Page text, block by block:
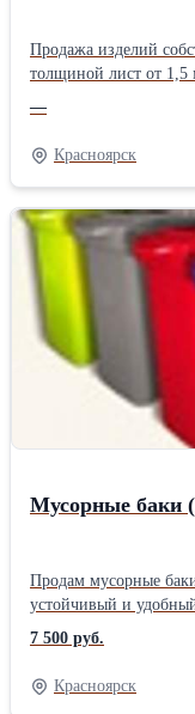
Продажа изделий
толщиной лист от
ТБО):
Грунтовка
Гарантия: 24 месяца
500.00 руб.
Контейнер для мусора
—
Красноярск
Мусорные баки
Продам мусорные
устойчивый и
выполнен из
допустимым
до +60° С. Удобство в
обеспечивают два
7 500 руб.
Красноярск